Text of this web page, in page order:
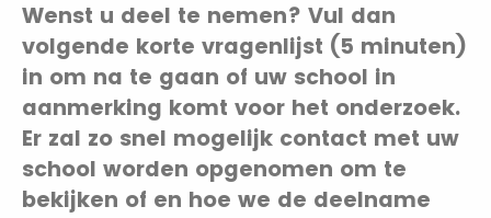
Wenst u deel te nemen? Vul dan
volgende korte vragenlijst (5 minuten)
in om na te gaan of uw school in
aanmerking komt voor het onderzoek.
Er zal zo snel mogelijk contact met uw
school worden opgenomen om te
bekijken of en hoe we de deelname